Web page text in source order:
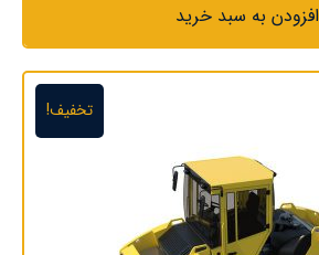
افزودن به سبد خرید
تخفیف!